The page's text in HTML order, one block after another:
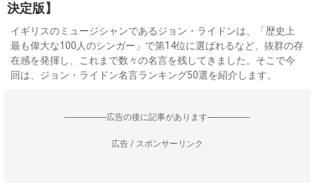
決定版】
イギリスのミュージシャンであるジョン・ライドンは、「歴史上
最も偉大な100人のシンガー」で第14位に選ばれるなど、抜群の存
在感を発揮し、これまで数々の名言を残してきました。そこで今
回は、ジョン・ライドン名言ランキング50選を紹介します。
--------------------広告の後に記事があります--------------------
広告 / スポンサーリンク